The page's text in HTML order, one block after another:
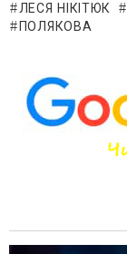
ЛЕСЯ НІКІТЮК
ПОЛЯКОВА